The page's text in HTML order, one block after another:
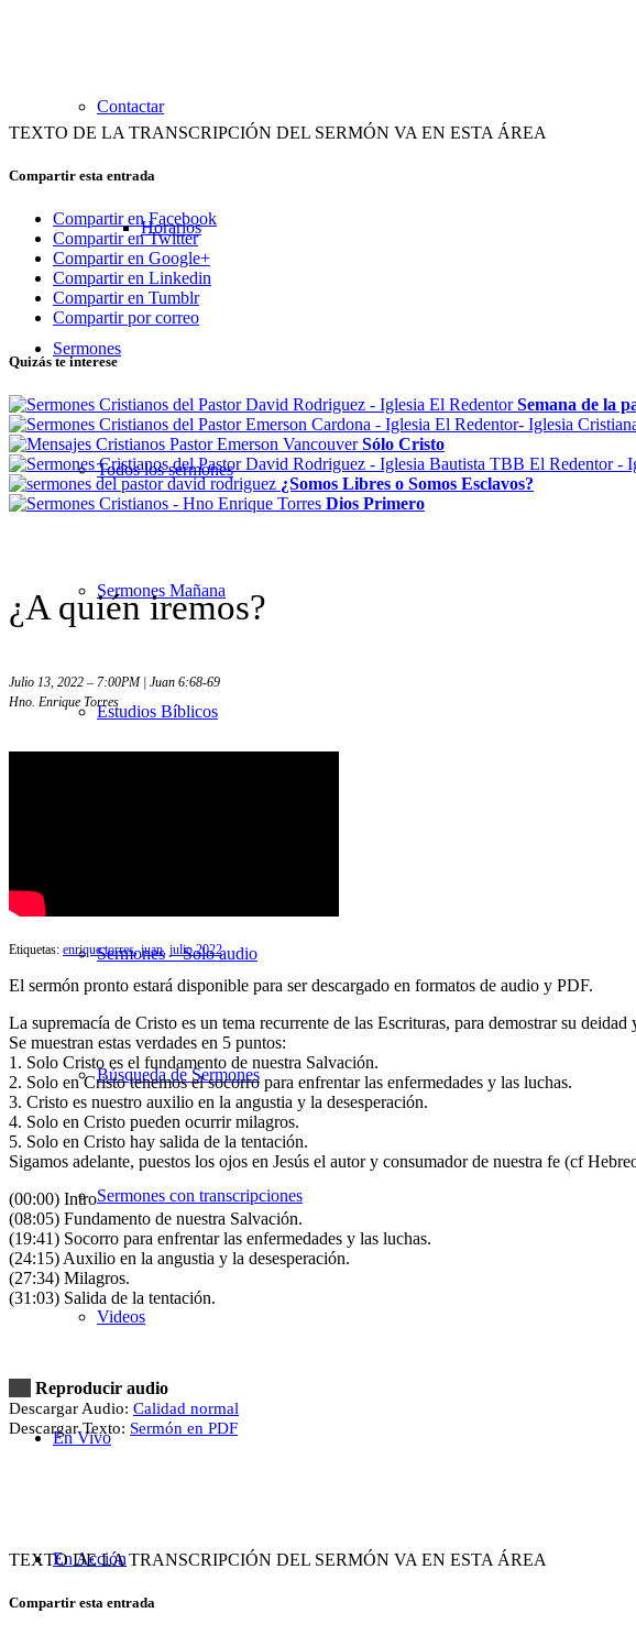
Contactar
Horarios
Sermones
Todos los sermones
Sermones Mañana
Estudios Bíblicos
Sermones – Solo audio
Búsqueda de Sermones
Sermones con transcripciones
Videos
En Vivo
En Acción
TEXTO DE LA TRANSCRIPCIÓN DEL SERMÓN VA EN ESTA ÁREA
Compartir esta entrada
Compartir en Facebook
Compartir en Twitter
Compartir en Google+
Compartir en Linkedin
Compartir en Tumblr
Compartir por correo
Quizás te interese
Semana de la
Sólo Cristo
¿Somos Libres o Somos Esclavos?
Dios Primero
¿A quién iremos?
Julio 13, 2022 – 7:00PM | Juan 6:68-69
Hno. Enrique Torres
Etiquetas: enrique torres,juan, julio 2022
El sermón pronto estará disponible para ser descargado en formatos de audio y PDF.
La supremacía de Cristo es un tema recurrente de las Escrituras, para demostrar su
Se muestran estas verdades en 5 puntos:
1. Solo Cristo es el fundamento de nuestra Salvación.
2. Solo en Cristo tenemos el socorro para enfrentar las enfermedades y las luchas.
3. Cristo es nuestro auxilio en la angustia y la desesperación.
4. Solo en Cristo pueden ocurrir milagros.
5. Solo en Cristo hay salida de la tentación.
Sigamos adelante, puestos los ojos en Jesús el autor y consumador de nuestra fe (cf
(00:00) Intro
(08:05) Fundamento de nuestra Salvación.
(19:41) Socorro para enfrentar las enfermedades y las luchas.
(24:15) Auxilio en la angustia y la desesperación.
(27:34) Milagros.
(31:03) Salida de la tentación.
Reproducir audio
Descargar Audio: Calidad normal
Descargar Texto: Sermón en PDF
TEXTO DE LA TRANSCRIPCIÓN DEL SERMÓN VA EN ESTA ÁREA
Compartir esta entrada